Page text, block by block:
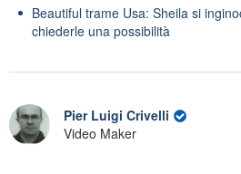
Beautiful trame Usa: Sheila si
chiederle una possibilità
Pier Luigi Crivelli
Video Maker